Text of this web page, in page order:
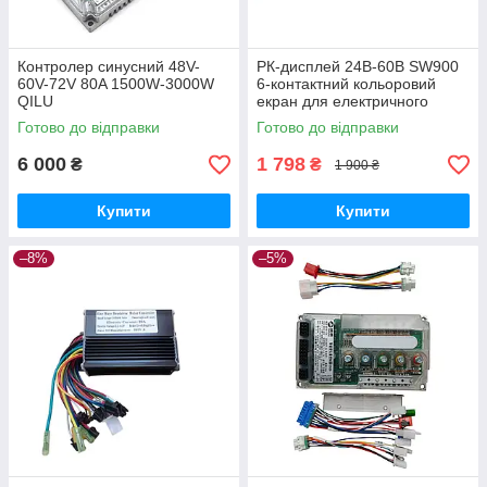
Контролер синусний 48V-
60V-72V 80A 1500W-3000W
QILU
Готово до відправки
6 000 ₴
Купити
РК-дисплей 24B-60B SW900
6-контактний кольоровий
екран для електричного
скутера
Готово до відправки
1 798 ₴ 1 900 ₴
Купити
–8% –5%